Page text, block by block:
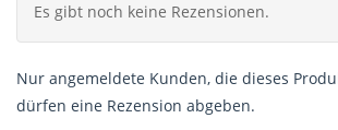
Es gibt noch keine Rezensionen.
Nur angemeldete Kunden, die dieses
dürfen eine Rezension abgeben.